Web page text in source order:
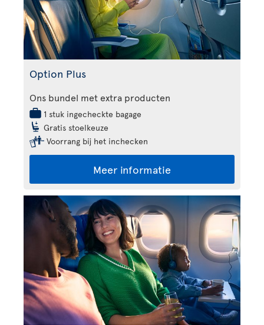
Option Plus
Ons bundel met extra producten
1 stuk ingecheckte bagage
Gratis stoelkeuze
Voorrang bij het inchecken
Meer informatie